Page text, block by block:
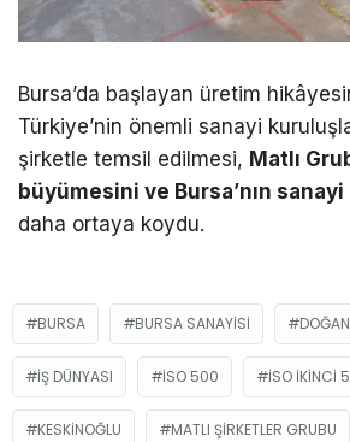
Bursa’da başlayan üretim
Türkiye’nin önemli sanayi
şirketle temsil edilmesi, Matlı
büyümesini ve Bursa’nın
daha ortaya koydu.
BURSA BURSA SANAYISI
İŞ DÜNYASI İSO 500 İSO İKINCI
KESKINOĞLU MATLI ŞIRKETLER GRUBU